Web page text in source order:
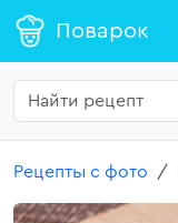
Поварок
Рецепты с фото